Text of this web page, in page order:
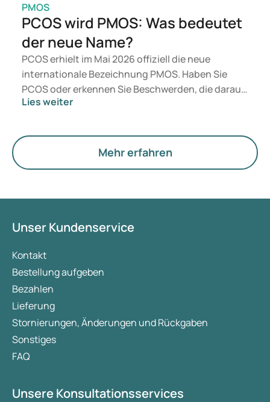
PMOS
PCOS wird PMOS: Was bedeutet
der neue Name?
PCOS erhielt im Mai 2026 offiziell die neue
internationale Bezeichnung PMOS. Haben Sie
PCOS oder erkennen Sie Beschwerden, die darauf
hindeuten könnten? Medizinisch ändert sich
mehr Gewicht auf Hormone, den Stoffwechsel und
die Funktion der Eierstöcke.
Lies weiter
Mehr erfahren
Unser Kundenservice
Kontakt
Bestellung aufgeben
Bezahlen
Lieferung
Stornierungen, Änderungen und Rückgaben
Sonstiges
FAQ
Unsere Konsultationsservices